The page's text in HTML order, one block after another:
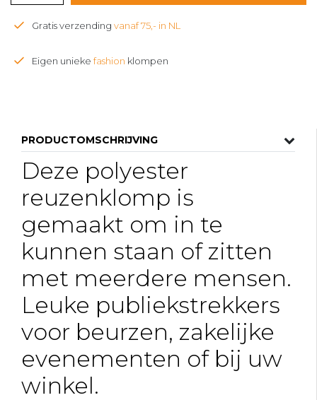
PRODUCTOMSCHRIJVING
Deze polyester
reuzenklomp is
gemaakt om in te
kunnen staan of zitten
met meerdere mensen.
Leuke publiekstrekkers
voor beurzen, zakelijke
evenementen of bij uw
winkel.
Gratis verzending vanaf 75,- in NL
Eigen unieke fashion klompen